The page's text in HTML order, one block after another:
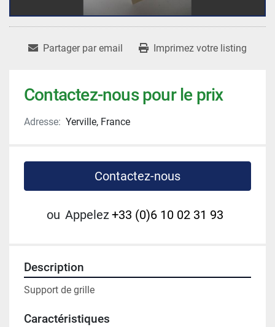
Partager par email Imprimez votre listing
Contactez-nous pour le prix
Adresse: Yerville, France
Contactez-nous
ou Appelez+33 (0)6 10 02 31 93
Description
Support de grille
Caractéristiques